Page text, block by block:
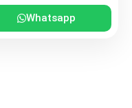
Whatsapp